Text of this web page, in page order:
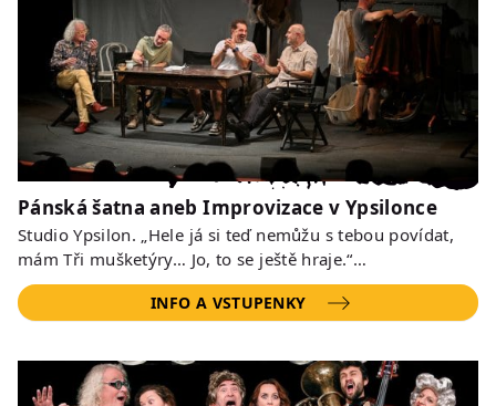
Pánská šatna aneb Improvizace v Ypsilonce
Studio Ypsilon. „Hele já si teď nemůžu s tebou povídat,
mám Tři mušketýry… Jo, to se ještě hraje.“…
INFO A VSTUPENKY